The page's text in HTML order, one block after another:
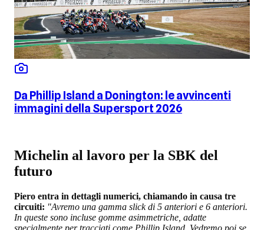
Da Phillip Island a Donington: le avvincenti
immagini della Supersport 2026
Michelin al lavoro per la SBK del
futuro
Piero entra in dettagli numerici, chiamando in causa tre
circuiti: "Avremo una gamma slick di 5 anteriori e 6 anteriori.
In queste sono incluse gomme asimmetriche, adatte